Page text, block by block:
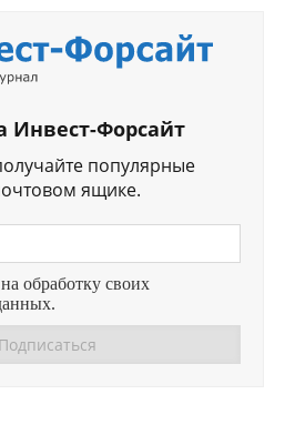
Инвест-Форсайт
популярные
ящике.
на обработку своих